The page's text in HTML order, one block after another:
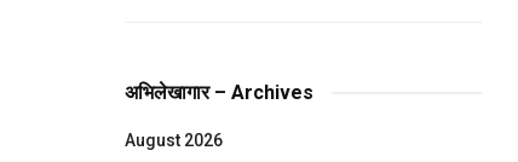
अभिलेखागार – Archives
August 2026